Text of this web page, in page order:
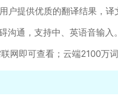
户提供优质的翻译结果，译
通，支持中、英语音输入。
网即可查看；云端2100万